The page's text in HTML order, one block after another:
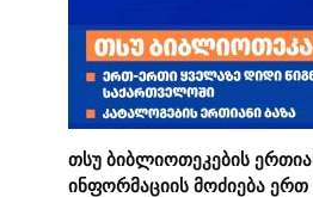
თსუ ბიბლიოთეკების
ინფორმაციის მოძიება ერთ